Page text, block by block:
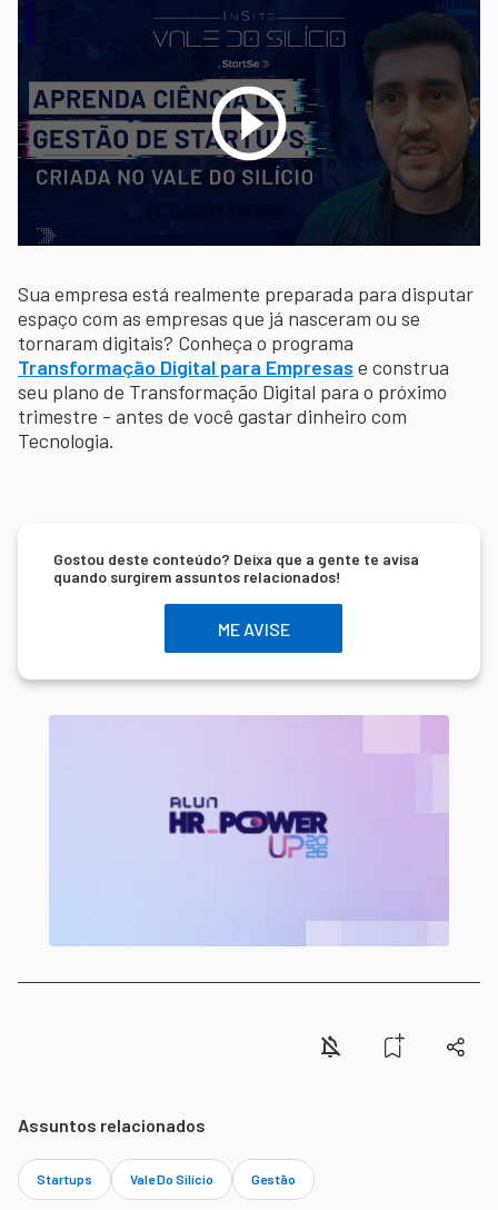
Sua empresa está realmente preparada para disputar
espaço com as empresas que já nasceram ou se
tornaram digitais? Conheça o programa
Transformação Digital para Empresas e construa
seu plano de Transformação Digital para o próximo
trimestre - antes de você gastar dinheiro com
Tecnologia.
Gostou deste conteúdo? Deixa que a gente te avisa
quando surgirem assuntos relacionados!
ME AVISE
Assuntos relacionados
Startups Vale Do Silício Gestão